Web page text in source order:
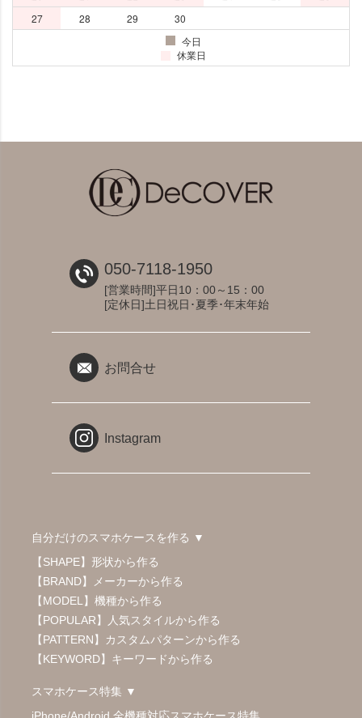
050-7118-1950
[営業時間]平日10：00～15：00
[定休日]土日祝日･夏季･年末年始
お問合せ
Instagram
自分だけのスマホケースを作る ▼
【SHAPE】形状から作る
【BRAND】メーカーから作る
【MODEL】機種から作る
【POPULAR】人気スタイルから作る
【PATTERN】カスタムパターンから作る
【KEYWORD】キーワードから作る
スマホケース特集 ▼